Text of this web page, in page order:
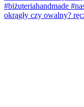
okrągły czy owalny?